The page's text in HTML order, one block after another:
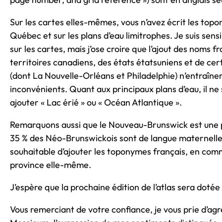
Sur les cartes elles-mêmes, vous n’avez écrit les
Québec et sur les plans d’eau limitrophes. Je suis
sur les cartes, mais j’ose croire que l’ajout des noms
territoires canadiens, des états étatsuniens et de
(dont La Nouvelle-Orléans et Philadelphie)
inconvénients. Quant aux principaux plans d’eau, il
ajouter « Lac érié » ou « Océan Atlantique ».
Remarquons aussi que le Nouveau-Brunswick est
35 % des Néo-Brunswickois sont de langue
souhaitable d’ajouter les toponymes français, en
province elle-même.
J’espère que la prochaine édition de l’atlas sera
Vous remerciant de votre confiance, je vous prie